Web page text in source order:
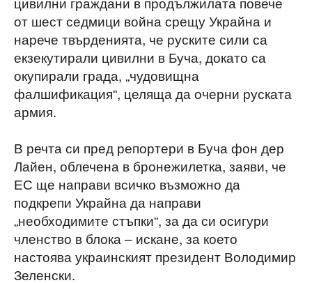
от шест седмици война срещу Украйна и
нарече твърденията, че руските сили са
екзекутирали цивилни в Буча, докато са
окупирали града, „чудовищна
фалшификация“, целяща да очерни руската
армия.
В речта си пред репортери в Буча фон дер
Лайен, облечена в бронежилетка, заяви, че
ЕС ще направи всичко възможно да
подкрепи Украйна да направи
„необходимите стъпки“, за да си осигури
членство в блока – искане, за което
настоява украинският президент Володимир
Зеленски.